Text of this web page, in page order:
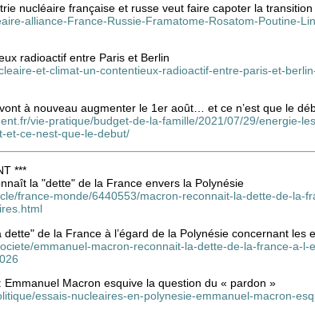
nucléaire française et russe veut faire capoter la
alliance-France-Russie-Framatome-Rosatom-Poutine-
radioactif entre Paris et Berlin
et-climat-un-contentieux-radioactif-entre-paris-et-
à nouveau augmenter le 1er août… et ce n’est que le
vie-pratique/budget-de-la-famille/2021/07/29/energie-
et-ce-nest-que-le-debut/
***
la "dette" de la France envers la Polynésie
france-monde/6440553/macron-reconnait-la-dette-de-la-
de la France à l’égard de la Polynésie concernant les
emmanuel-macron-reconnait-la-dette-de-la-france-a-l-
Emmanuel Macron esquive la question du « pardon »
essais-nucleaires-en-polynesie-emmanuel-macron-